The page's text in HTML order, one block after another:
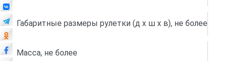
Габаритные размеры рулетки (д x ш x в), не более
Масса, не более